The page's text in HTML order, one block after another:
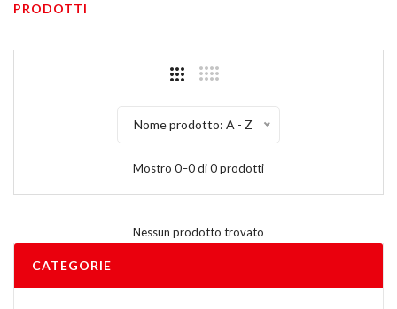
PRODOTTI
Nome prodotto: A - Z
Mostro 0–0 di 0 prodotti
Nessun prodotto trovato
CATEGORIE